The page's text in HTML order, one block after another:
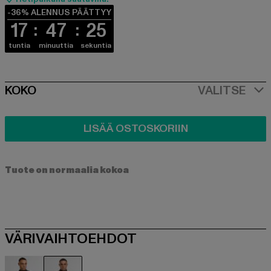
-36% ALENNUS PÄÄTTYY
17
tuntia
47
minuuttia
24
sekuntia
SIZE
KOKO VALITSE
LISÄÄ OSTOSKORIIN
Tuote on normaalia kokoa
VÄRIVAIHTOEHDOT